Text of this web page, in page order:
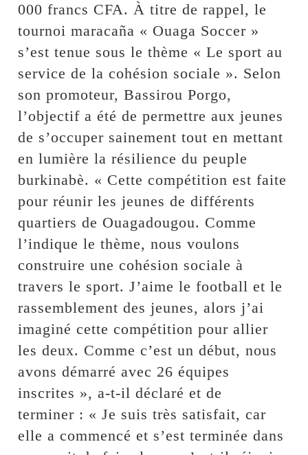
000 francs CFA. À titre de rappel, le
tournoi maracaña « Ouaga Soccer »
s’est tenue sous le thème « Le sport au
service de la cohésion sociale ». Selon
son promoteur, Bassirou Porgo,
l’objectif a été de permettre aux jeunes
de s’occuper sainement tout en mettant
en lumière la résilience du peuple
burkinabè. « Cette compétition est faite
pour réunir les jeunes de différents
quartiers de Ouagadougou. Comme
l’indique le thème, nous voulons
construire une cohésion sociale à
travers le sport. J’aime le football et le
rassemblement des jeunes, alors j’ai
imaginé cette compétition pour allier
les deux. Comme c’est un début, nous
avons démarré avec 26 équipes
inscrites », a-t-il déclaré et de
terminer : « Je suis très satisfait, car
elle a commencé et s’est terminée dans